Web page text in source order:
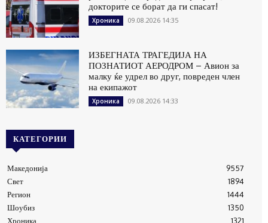
докторите се борат да ги спасат!
Хроника 09.08.2026 14:35
ИЗБЕГНАТА ТРАГЕДИЈА НА
ПОЗНАТИОТ АЕРОДРОМ – Авион за
малку ќе удрел во друг, повреден член
на екипажот
Хроника 09.08.2026 14:33
КАТЕГОРИИ
Македонија
9557
Свет
1894
Регион
1444
Шоубиз
1350
Хроника
1321